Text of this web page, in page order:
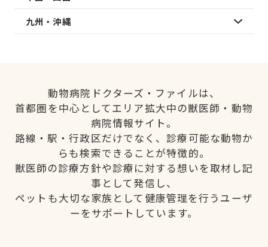
九州・沖縄
動物病院ドクターズ・ファイルは、
首都圏を中心としてエリア拡大中の獣医師・動物
病院情報サイト。
路線・駅・行政区だけでなく、診療可能な動物か
らも検索できることが特徴的。
獣医師の診療方針や診療に対する想いを取材し記
事として発信し、
ペットも大切な家族として健康管理を行うユーザ
ーをサポートしています。